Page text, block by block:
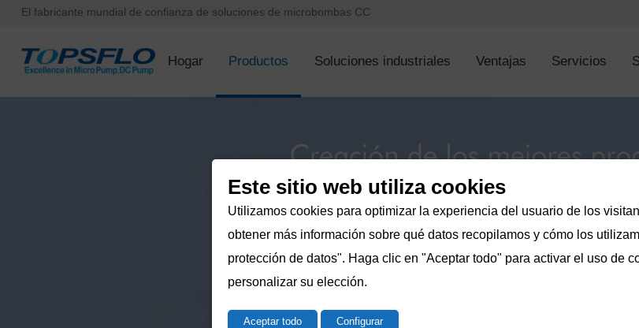
El fabricante mundial de confianza de soluciones de microbombas CC
Hogar Productos Soluciones industriales Ventajas Servicios
Este sitio web utiliza cookies
Utilizamos cookies para optimizar la experiencia del usuario de los
obtener más información sobre qué datos recopilamos y cómo los
protección de datos". Haga clic en "Aceptar todo" para activar el uso de
personalizar su elección.
Aceptar todo Configurar